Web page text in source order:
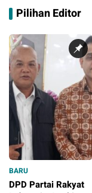
Pilihan Editor
BARU
DPD Partai Rakyat